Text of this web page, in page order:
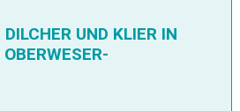
UND KLIER IN